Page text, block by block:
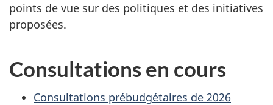
points de vue sur des politiques et des initiatives
proposées.
Consultations en cours
Consultations prébudgétaires de 2026